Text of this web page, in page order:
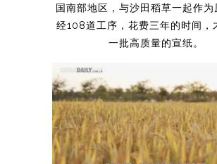
国南部地区，与沙田稻草一起作为
经108道工序，花费三年的时间，
一批高质量的宣纸。